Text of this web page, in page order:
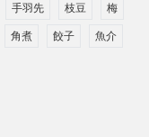
手羽先 枝豆 梅
角煮 餃子 魚介